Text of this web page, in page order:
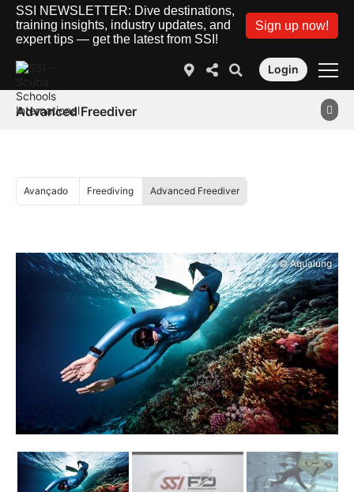
SSI NEWSLETTER: Dive destinations,
training insights, industry updates, and
expert tips — get the latest from SSI!
Sign up now!
Login
Advanced Freediver
Avançado Freediving Advanced Freediver
© Aqualung